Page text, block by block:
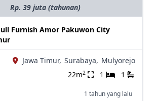
Rp. 39 juta (tahunan)
Furnish Amor Pakuwon City
Jawa Timur, Surabaya, Mulyorejo
22m2 1 1
1 tahun yang lalu